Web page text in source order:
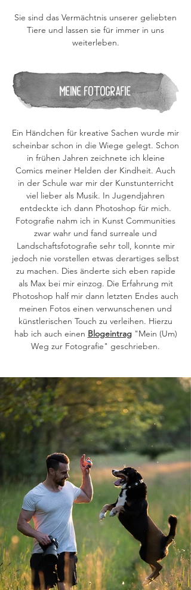
Sie sind das Vermächtnis unserer geliebten
Tiere und lassen sie für immer in uns
weiterleben.
Meine Fotografie
Ein Händchen für kreative Sachen wurde mir
scheinbar schon in die Wiege gelegt. Schon
in frühen Jahren zeichnete ich kleine
Comics meiner Helden der Kindheit. Auch
in der Schule war mir der Kunstunterricht
viel lieber als Musik. In Jugendjahren
entdeckte ich dann Photoshop für mich.
Fotografie nahm ich in Kunst Communities
zwar wahr und fand surreale und
Landschaftsfotografie sehr toll, konnte mir
jedoch nie vorstellen etwas derartiges selbst
zu machen. Dies änderte sich eben rapide
als Max bei mir einzog. Die Erfahrung mit
Photoshop half mir dann letzten Endes auch
meinen Fotos einen verwunschenen und
künstlerischen Touch zu verleihen. Hierzu
hab ich auch einen Blogeintrag"Mein (Um)
Weg zur Fotografie" geschrieben.